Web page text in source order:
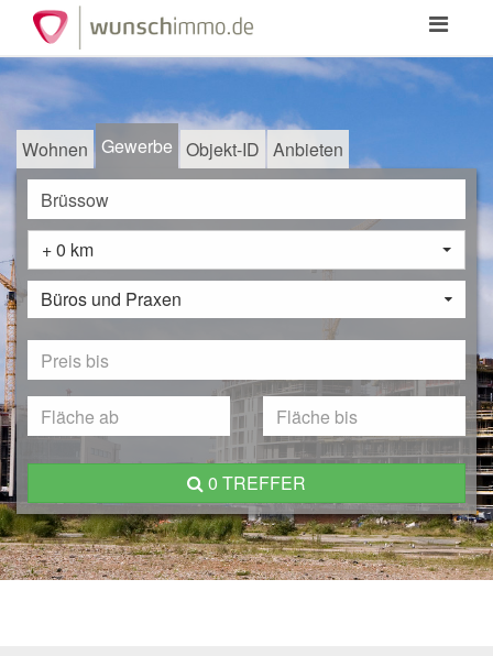
Toggle
Wohnen Gewerbe Objekt-ID Anbieten
+ 0 km
Büros und Praxen
0 TREFFER